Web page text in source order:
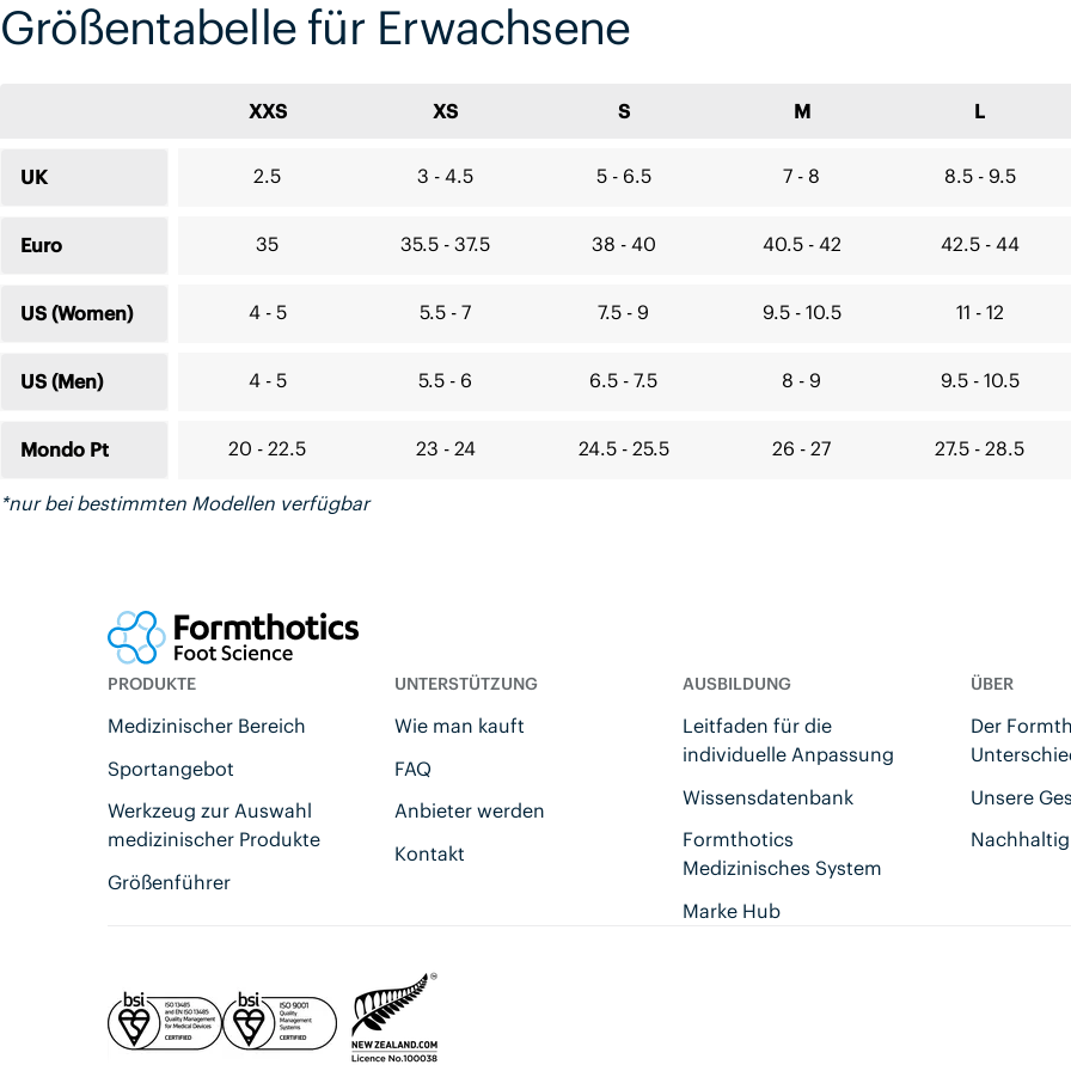
Größentabelle für Erwachsene
XXS XS S M L
UK 2.5 3 - 4.5 5 - 6.5 7 - 8 8.5 - 9.5
Euro 35 35.5 - 37.5 38 - 40 40.5 - 42 42.5 - 44
US (Women) 4 - 5 5.5 - 7 7.5 - 9 9.5 - 10.5 11 - 12
US (Men) 4 - 5 5.5 - 6 6.5 - 7.5 8 - 9 9.5 - 10.5
Mondo Pt 20 - 22.5 23 - 24 24.5 - 25.5 26 - 27 27.5 - 28.5
*nur bei bestimmten Modellen verfügbar
PRODUKTE
Medizinischer Bereich
Sportangebot
Werkzeug zur Auswahl
medizinischer Produkte
Größenführer
UNTERSTÜTZUNG
Wie man kauft
FAQ
Anbieter werden
Kontakt
AUSBILDUNG
Leitfaden für die
individuelle Anpassung
Wissensdatenbank
Formthotics
Medizinisches System
Marke Hub
ÜBER
Der
Unsere